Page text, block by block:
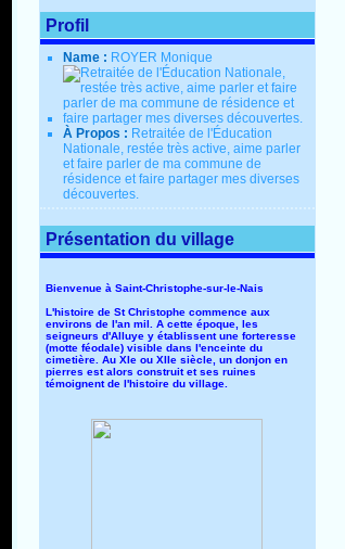
Profil
Name : ROYER Monique
À Propos : Retraitée de l'Éducation
Nationale, restée très active, aime parler
et faire parler de ma commune de
résidence et faire partager mes diverses
découvertes.
Présentation du village
Bienvenue à Saint-Christophe-sur-le-Nais
L'histoire de St Christophe commence aux
environs de l'an mil. A cette époque, les
seigneurs d'Alluye y établissent une forteresse
(motte féodale) visible dans l'enceinte du
cimetière. Au XIe ou XIIe siècle, un donjon en
pierres est alors construit et ses ruines
témoignent de l'histoire du village.